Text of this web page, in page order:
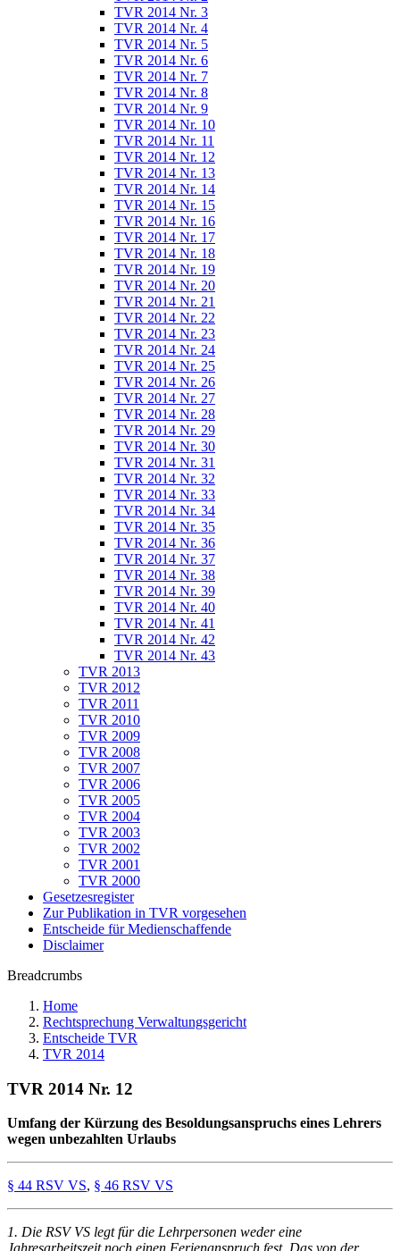
TVR 2014 Nr. 3
TVR 2014 Nr. 4
TVR 2014 Nr. 5
TVR 2014 Nr. 6
TVR 2014 Nr. 7
TVR 2014 Nr. 8
TVR 2014 Nr. 9
TVR 2014 Nr. 10
TVR 2014 Nr. 11
TVR 2014 Nr. 12
TVR 2014 Nr. 13
TVR 2014 Nr. 14
TVR 2014 Nr. 15
TVR 2014 Nr. 16
TVR 2014 Nr. 17
TVR 2014 Nr. 18
TVR 2014 Nr. 19
TVR 2014 Nr. 20
TVR 2014 Nr. 21
TVR 2014 Nr. 22
TVR 2014 Nr. 23
TVR 2014 Nr. 24
TVR 2014 Nr. 25
TVR 2014 Nr. 26
TVR 2014 Nr. 27
TVR 2014 Nr. 28
TVR 2014 Nr. 29
TVR 2014 Nr. 30
TVR 2014 Nr. 31
TVR 2014 Nr. 32
TVR 2014 Nr. 33
TVR 2014 Nr. 34
TVR 2014 Nr. 35
TVR 2014 Nr. 36
TVR 2014 Nr. 37
TVR 2014 Nr. 38
TVR 2014 Nr. 39
TVR 2014 Nr. 40
TVR 2014 Nr. 41
TVR 2014 Nr. 42
TVR 2014 Nr. 43
TVR 2013
TVR 2012
TVR 2011
TVR 2010
TVR 2009
TVR 2008
TVR 2007
TVR 2006
TVR 2005
TVR 2004
TVR 2003
TVR 2002
TVR 2001
TVR 2000
Gesetzesregister
Zur Publikation in TVR vorgesehen
Entscheide für Medienschaffende
Disclaimer
Breadcrumbs
Home
Rechtsprechung Verwaltungsgericht
Entscheide TVR
TVR 2014
TVR 2014 Nr. 12
Umfang der Kürzung des Besoldungsanspruchs eines Lehrers
wegen unbezahlten Urlaubs
§ 44 RSV VS, § 46 RSV VS
1. Die RSV VS legt für die Lehrpersonen weder eine